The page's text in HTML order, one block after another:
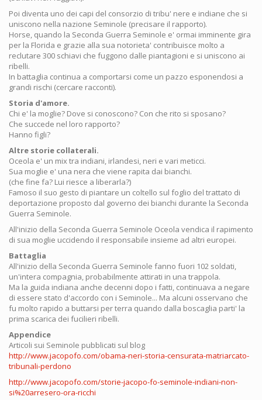
Poi diventa uno dei capi del consorzio di tribu' nere e indiane che si
uniscono nella nazione Seminole (precisare il rapporto).
Horse, quando la Seconda Guerra Seminole e' ormai imminente gira
per la Florida e grazie alla sua notorieta' contribuisce molto a
reclutare 300 schiavi che fuggono dalle piantagioni e si uniscono ai
ribelli.
In battaglia continua a comportarsi come un pazzo esponendosi a
grandi rischi (cercare racconti).
Storia d'amore.
Chi e' la moglie? Dove si conoscono? Con che rito si sposano?
Che succede nel loro rapporto?
Hanno figli?
Altre storie collaterali.
Oceola e' un mix tra indiani, irlandesi, neri e vari meticci.
Sua moglie e' una nera che viene rapita dai bianchi.
(che fine fa? Lui riesce a liberarla?)
Famoso il suo gesto di piantare un coltello sul foglio del trattato di
deportazione proposto dal governo dei bianchi durante la Seconda
Guerra Seminole.
All'inizio della Seconda Guerra Seminole Oceola vendica il rapimento
di sua moglie uccidendo il responsabile insieme ad altri europei.
Battaglia
All'inizio della Seconda Guerra Seminole fanno fuori 102 soldati,
un'intera compagnia, probabilmente attirati in una trappola.
Ma la guida indiana anche decenni dopo i fatti, continuava a negare
di essere stato d'accordo con i Seminole... Ma alcuni osservano che
fu molto rapido a buttarsi per terra quando dalla boscaglia parti' la
prima scarica dei fucilieri ribelli.
Appendice
Articoli sui Seminole pubblicati sul blog
http://www.jacopofo.com/obama-neri-storia-censurata-matriarcato-
tribunali-perdono
http://www.jacopofo.com/storie-jacopo-fo-seminole-indiani-non-
si%20arresero-ora-ricchi